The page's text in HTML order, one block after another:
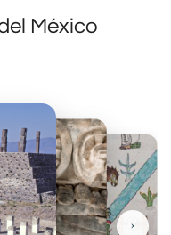
México
›